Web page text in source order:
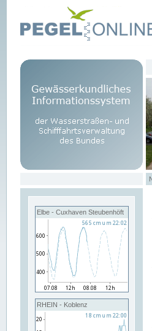
Elbe - Cuxhaven Steubenhöft
RHEIN - Koblenz